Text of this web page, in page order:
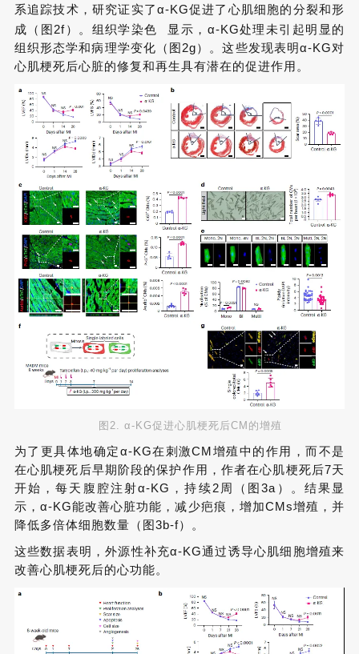
系追踪技术，研究证实了α-KG促进了心肌细胞的分裂和形
成（图2f）。 组织学染色
显示，α-KG处理未引起明显的
组织形态学和病理学变化（图2g）。这些发现表明α-KG对
心肌梗死后心脏的修复和再生具有潜在的促进作用。
图2. α-KG促进心肌梗死后CM的增殖
为了更具体地确定α-KG在刺激CM增殖中的作用，而不是
在心肌梗死后早期阶段的保护作用，作者在心肌梗死后7天
开始，每天腹腔注射α-KG，持续2周（图3a）。结果显
示，α-KG能改善心脏功能，减少疤痕，增加CMs增殖，并
降低多倍体细胞数量（图3b-f）。
这些数据表明，外源性补充α-KG通过诱导心肌细胞增殖来
改善心肌梗死后的心功能。